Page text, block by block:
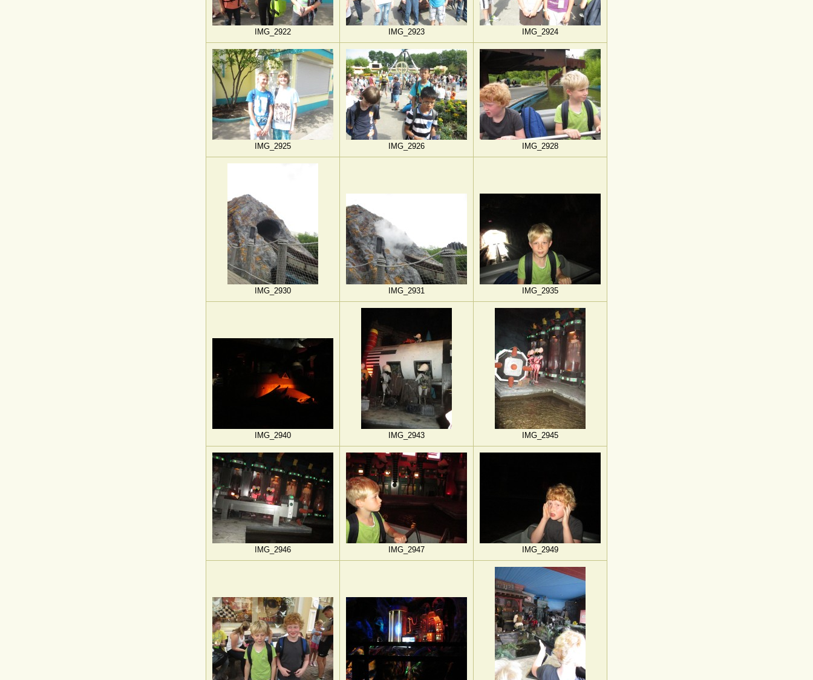
IMG_2922 IMG_2923 IMG_2924
IMG_2925 IMG_2926 IMG_2928
IMG_2930 IMG_2931 IMG_2935
IMG_2940 IMG_2943 IMG_2945
IMG_2946 IMG_2947 IMG_2949